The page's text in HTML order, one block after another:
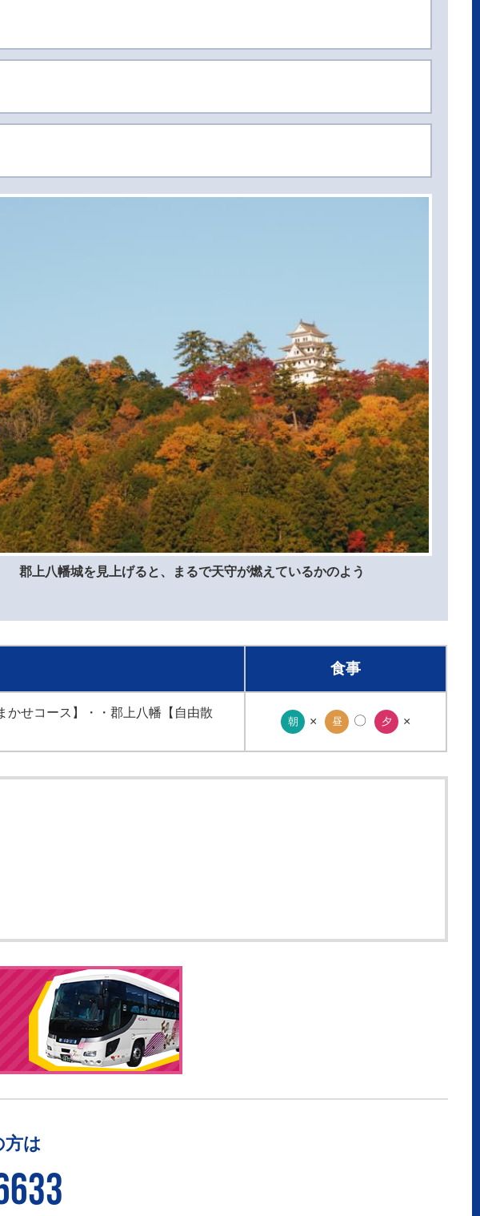
郡上八幡城を見上げると、まるで天守が燃えているかのよう
食事
かせコース】・・郡上八幡【自由散
朝 × 昼 〇 夕 ×
方は